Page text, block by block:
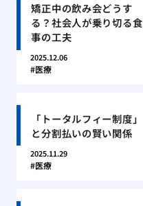
矯正中の飲み会どうす
る？社会人が乗り切る食
事の工夫
2025.12.06
医療
「トータルフィー制度」
と分割払いの賢い関係
2025.11.29
医療